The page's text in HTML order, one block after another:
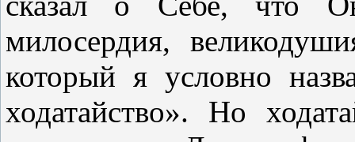
милосердия,
который я условно
ходатайство». Но